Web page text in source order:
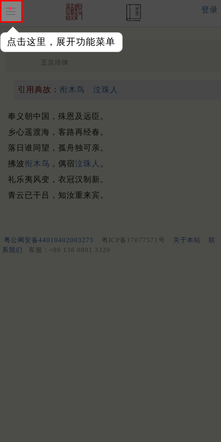
点击这里，展开功能菜单
登录
送金卿归新罗 唐 ·陶翰
五言排律
引用典故： 衔木鸟 泣珠人
奉义朝中国，殊恩及远臣。
乡心遥渡海，客路再经春。
落日谁同望，孤舟独可亲。
拂波衔木鸟 ，偶宿泣珠人 。
礼乐夷风变，衣冠汉制新。
青云已干吕，知汝重来宾。
粤公网安备44010402003275 粤ICP备17077571号 关于本站
联
系我们
客服：+86 136 0901 3320